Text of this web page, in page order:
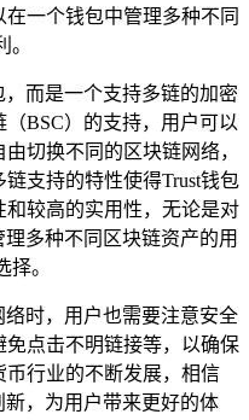
一个钱包中管理多种不同
，而是一个支持多链的加密
BSC）的支持，用户可以
切换不同的区块链网络，
支持的特性使得Trust钱包
较高的实用性，无论是对
多种不同区块链资产的用
择。
络时，用户也需要注意安全
点击不明链接等，以确保
币行业的不断发展，相信
新，为用户带来更好的体